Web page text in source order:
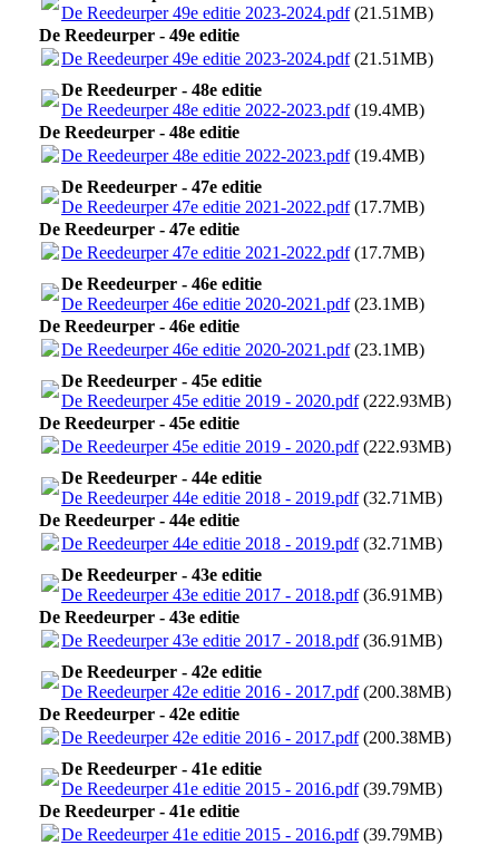
De Reedeurper 49e editie 2023-2024.pdf(21.51MB)
De Reedeurper - 49e editie
De Reedeurper 49e editie 2023-2024.pdf(21.51MB)
De Reedeurper - 48e editie
De Reedeurper 48e editie 2022-2023.pdf(19.4MB)
De Reedeurper - 48e editie
De Reedeurper 48e editie 2022-2023.pdf(19.4MB)
De Reedeurper - 47e editie
De Reedeurper 47e editie 2021-2022.pdf(17.7MB)
De Reedeurper - 47e editie
De Reedeurper 47e editie 2021-2022.pdf(17.7MB)
De Reedeurper - 46e editie
De Reedeurper 46e editie 2020-2021.pdf(23.1MB)
De Reedeurper - 46e editie
De Reedeurper 46e editie 2020-2021.pdf(23.1MB)
De Reedeurper - 45e editie
De Reedeurper 45e editie 2019 - 2020.pdf(222.93MB)
De Reedeurper - 45e editie
De Reedeurper 45e editie 2019 - 2020.pdf(222.93MB)
De Reedeurper - 44e editie
De Reedeurper 44e editie 2018 - 2019.pdf(32.71MB)
De Reedeurper - 44e editie
De Reedeurper 44e editie 2018 - 2019.pdf(32.71MB)
De Reedeurper - 43e editie
De Reedeurper 43e editie 2017 - 2018.pdf(36.91MB)
De Reedeurper - 43e editie
De Reedeurper 43e editie 2017 - 2018.pdf(36.91MB)
De Reedeurper - 42e editie
De Reedeurper 42e editie 2016 - 2017.pdf(200.38MB)
De Reedeurper - 42e editie
De Reedeurper 42e editie 2016 - 2017.pdf(200.38MB)
De Reedeurper - 41e editie
De Reedeurper 41e editie 2015 - 2016.pdf(39.79MB)
De Reedeurper - 41e editie
De Reedeurper 41e editie 2015 - 2016.pdf(39.79MB)